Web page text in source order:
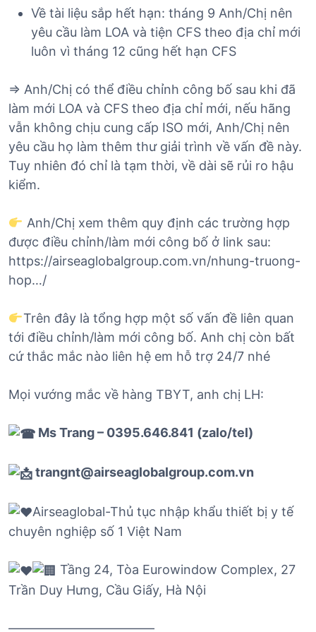
Về tài liệu sắp hết hạn: tháng 9 Anh/Chị nên
yêu cầu làm LOA và tiện CFS theo địa chỉ mới
luôn vì tháng 12 cũng hết hạn CFS
=> Anh/Chị có thể điều chỉnh công bố sau khi đã
làm mới LOA và CFS theo địa chỉ mới, nếu hãng
vẫn không chịu cung cấp ISO mới, Anh/Chị nên
yêu cầu họ làm thêm thư giải trình về vấn đề này.
Tuy nhiên đó chỉ là tạm thời, về dài sẽ rủi ro hậu
kiểm.
Anh/Chị xem thêm quy định các trường hợp
được điều chỉnh/làm mới công bố ở link sau:
https://airseaglobalgroup.com.vn/nhung-truong-
hop…/
Trên đây là tổng hợp một số vấn đề liên quan
tới điều chỉnh/làm mới công bố. Anh chị còn bất
cứ thắc mắc nào liên hệ em hỗ trợ 24/7 nhé
Mọi vướng mắc về hàng TBYT, anh chị LH:
Ms Trang – 0395.646.841 (zalo/tel)
trangnt@airseaglobalgroup.com.vn
Airseaglobal-Thủ tục nhập khẩu thiết bị y tế
chuyên nghiệp số 1 Việt Nam
Tầng 24, Tòa Eurowindow Complex, 27
Trần Duy Hưng, Cầu Giấy, Hà Nội
———————————–